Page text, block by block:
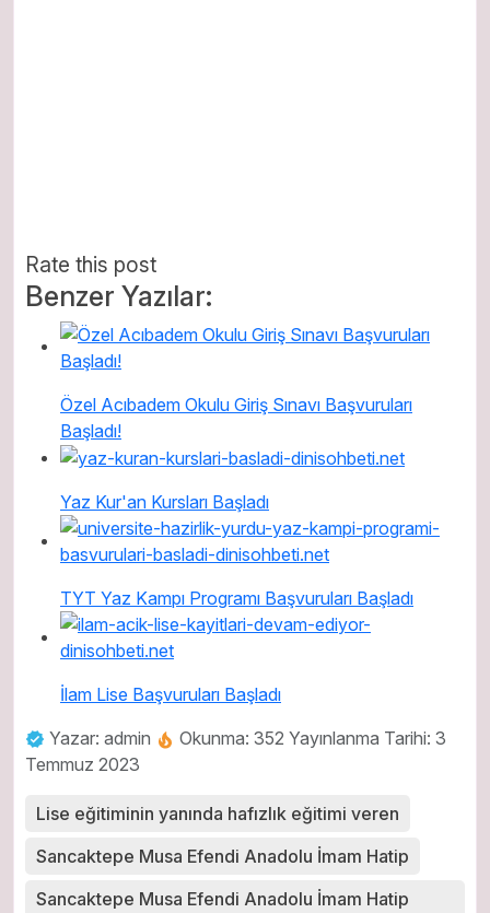
Rate this post
Benzer Yazılar:
Özel Acıbadem Okulu Giriş Sınavı Başvuruları
Başladı!
Yaz Kur'an Kursları Başladı
TYT Yaz Kampı Programı Başvuruları Başladı
İlam Lise Başvuruları Başladı
Yazar: admin
Okunma: 352 Yayınlanma Tarihi: 3
Temmuz 2023
Lise eğitiminin yanında hafızlık eğitimi veren
Sancaktepe Musa Efendi Anadolu İmam Hatip
Sancaktepe Musa Efendi Anadolu İmam Hatip